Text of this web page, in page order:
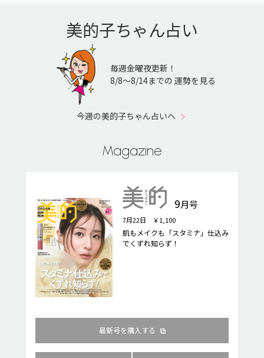
美的子ちゃん占い
毎週金曜夜更新！
8/8〜8/14までの 運勢を見る
今週の美的子ちゃん占いへ
Magazine
9月号
7月22日 ￥1,100
肌もメイクも「スタミナ」仕込み
でくずれ知らず！
最新号を購入する